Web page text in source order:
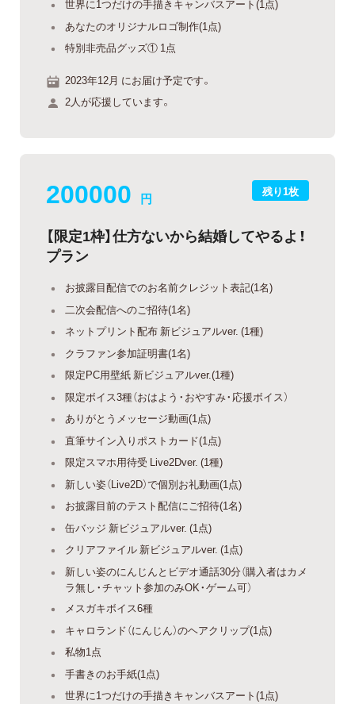
世界に1つだけの手描きキャンバスアート(1点)
あなたのオリジナルロゴ制作(1点)
特別非売品グッズ① 1点
2023年12月 にお届け予定です。
2人が応援しています。
残り1枚
200000 円
【限定1枠】仕方ないから結婚してやるよ！
プラン
お披露目配信でのお名前クレジット表記(1名)
二次会配信へのご招待(1名)
ネットプリント配布 新ビジュアルver. (1種)
クラファン参加証明書(1名)
限定PC用壁紙 新ビジュアルver.(1種)
限定ボイス3種（おはよう・おやすみ・応援ボイス）
ありがとうメッセージ動画(1点)
直筆サイン入りポストカード(1点)
限定スマホ用待受 Live2Dver. (1種)
新しい姿（Live2D）で個別お礼動画(1点)
お披露目前のテスト配信にご招待(1名)
缶バッジ 新ビジュアルver. (1点)
クリアファイル 新ビジュアルver. (1点)
新しい姿のにんじんとビデオ通話30分（購入者はカメ
ラ無し・チャット参加のみOK・ゲーム可）
メスガキボイス6種
キャロランド（にんじん）のヘアクリップ(1点)
私物1点
手書きのお手紙(1点)
世界に1つだけの手描きキャンバスアート(1点)